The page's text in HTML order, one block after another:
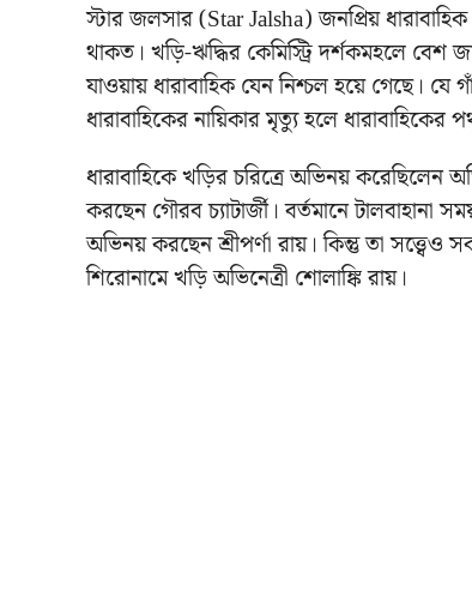
স্টার জলসার (Star Jalsha) জনপ্রিয়
থাকত। খড়ি-ঋদ্ধির কেমিস্ট্রি দর্শকমহলে বেশ
যাওয়ায় ধারাবাহিক যেন নিশ্চল হয়ে গেছে।
ধারাবাহিকের নায়িকার মৃত্যু হলে
ধারাবাহিকে খড়ির চরিত্রে অভিনয় করেছিলেন
করছেন গৌরব চ্যাটার্জী। বর্তমানে টালবাহানা
অভিনয় করছেন শ্রীপর্ণা রায়। কিন্তু তা
শিরোনামে খড়ি অভিনেত্রী শোলাঙ্কি রায়।